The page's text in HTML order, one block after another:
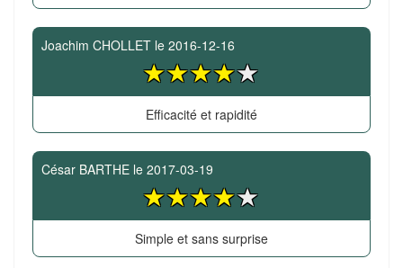
Joachim CHOLLET le 2016-12-16
Efficacité et rapidité
César BARTHE le 2017-03-19
Simple et sans surprise